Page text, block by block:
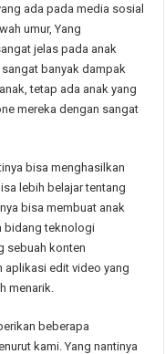
ada pada media sosial
umur, Yang
jelas pada anak
banyak dampak
tetap ada anak yang
mereka dengan sangat
bisa menghasilkan
lebih belajar tentang
bisa membuat anak
bidang teknologi
sebuah konten
aplikasi edit video yang
menarik.
beberapa
kami. Yang nantinya